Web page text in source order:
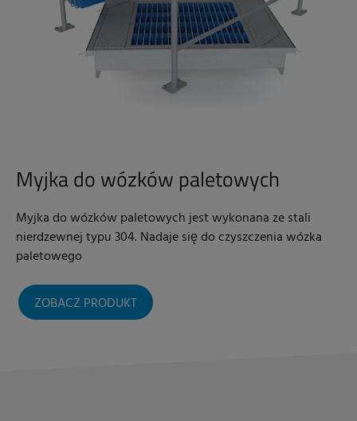
Myjka do wózków paletowych
Myjka do wózków paletowych jest wykonana ze stali
nierdzewnej typu 304. Nadaje się do czyszczenia wózka
paletowego
ZOBACZ PRODUKT